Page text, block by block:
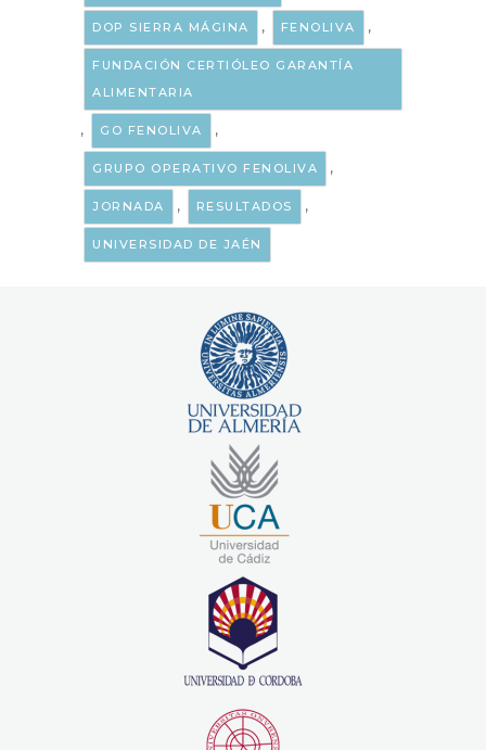
DOP SIERRA MÁGINA , FENOLIVA ,
FUNDACIÓN CERTIÓLEO GARANTÍA
ALIMENTARIA
, GO FENOLIVA ,
GRUPO OPERATIVO FENOLIVA ,
JORNADA , RESULTADOS ,
UNIVERSIDAD DE JAÉN